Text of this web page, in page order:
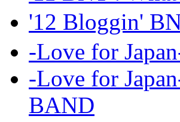
'12 Bloggin'
-Love for
-Love for
BAND